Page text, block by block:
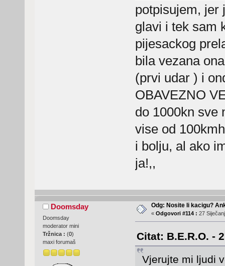
potpisujem, jer
glavi i tek sam
pijesackog
bila vezana
(prvi udar ) i
OBAVEZNO
do 1000kn sve
vise od
i bolju, al ako
ja!,,
Doomsday
Doomsday
moderator mini
Tržnica : (0)
maxi forumaš
Odg: Nosite li kacigu?
« Odgovori #114 : 27
Citat: B.E.R.O. -
Vjerujte mi ljudi